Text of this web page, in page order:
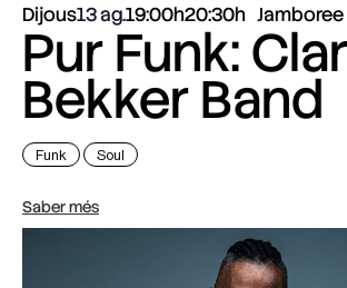
Dijous13 ag.19:00h20:30h Jamboree
Pur Funk:
Bekker Band
Funk Soul
Saber més